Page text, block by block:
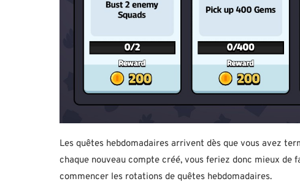
Les quêtes hebdomadaires arrivent dès que vous avez
chaque nouveau compte créé, vous feriez donc mieux de
commencer les rotations de quêtes hebdomadaires.